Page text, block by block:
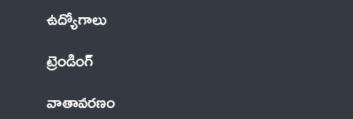
ఉద్యోగాలు
ట్రెండింగ్
వాతావరణం